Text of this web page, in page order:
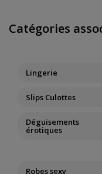
Catégories
Lingerie
Slips Culottes
Déguisements
érotiques
Robes sexy